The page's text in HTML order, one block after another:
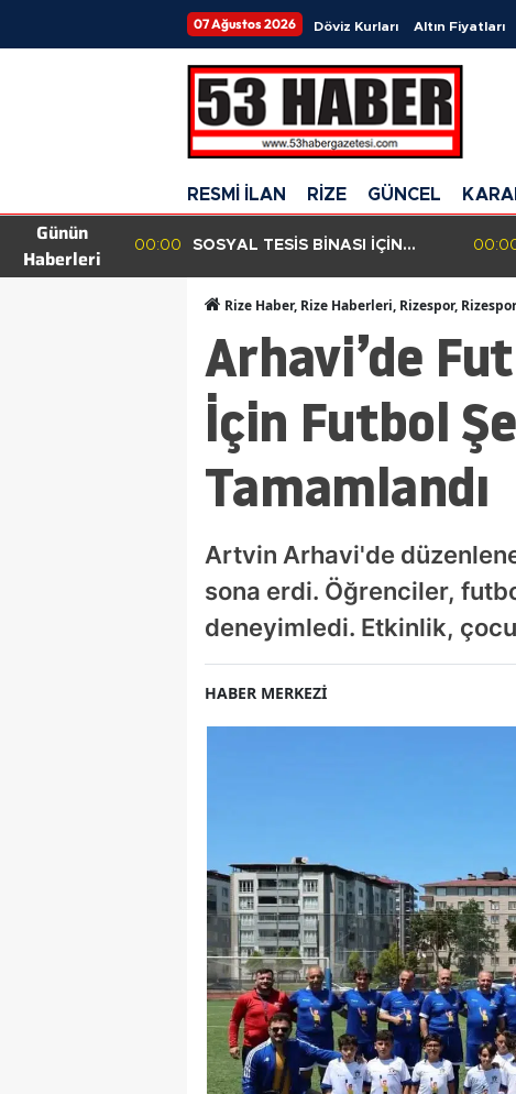
07 Ağustos 2026 Döviz Kurları Altın Fiyatları
RESMİ İLAN RİZE GÜNCEL
Günün
Haberleri
00:00
SOSYAL TESİS BİNASI İÇİN
Rize Haber, Rize Haberleri, Rizespor,
Arhavi’de
İçin Futbol
Tamamlandı
Artvin Arhavi'de
sona erdi. Öğrenciler,
deneyimledi. Etkinlik,
HABER MERKEZİ